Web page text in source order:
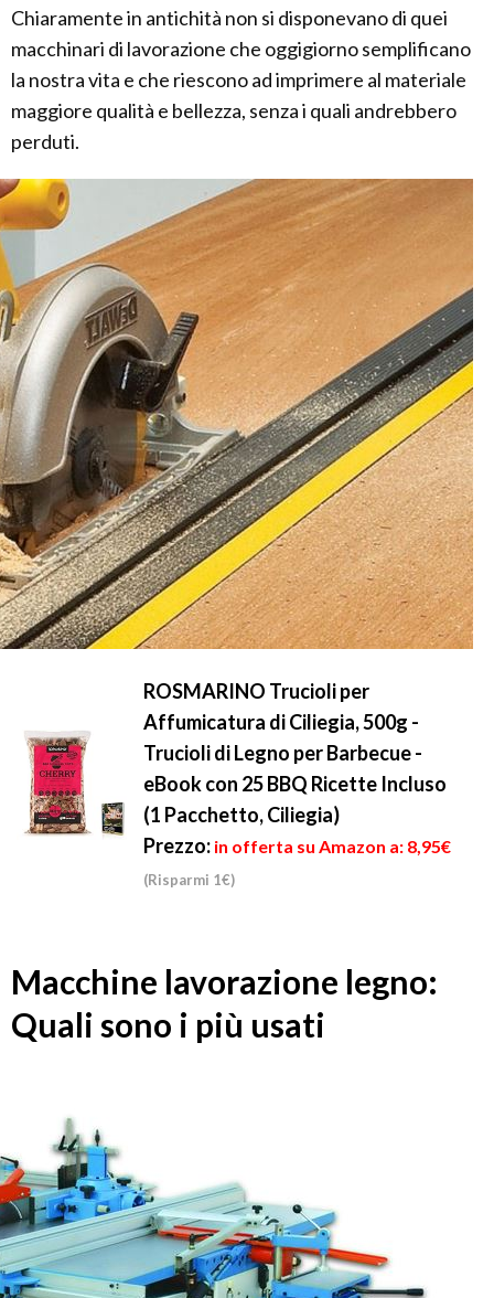
Chiaramente in antichità non si disponevano di quei
macchinari di lavorazione che oggigiorno semplificano
la nostra vita e che riescono ad imprimere al materiale
maggiore qualità e bellezza, senza i quali andrebbero
perduti.
ROSMARINO Trucioli per
Affumicatura di Ciliegia, 500g -
Trucioli di Legno per Barbecue -
eBook con 25 BBQ Ricette Incluso
(1 Pacchetto, Ciliegia)
Prezzo: in offerta su Amazon a: 8,95€
(Risparmi 1€)
Macchine lavorazione legno:
Quali sono i più usati